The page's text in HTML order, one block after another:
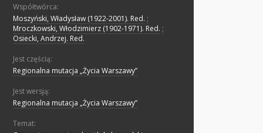
Współtwórca:
Moszyński, Władysław (1922-2001). Red. ;
Mroczkowski, Włodzimierz (1902-1971). Red. ;
Osiecki, Andrzej. Red.
Jest częścią:
Regionalna mutacja „Życia Warszawy”
Jest wersją:
Regionalna mutacja „Życia Warszawy”
Temat: